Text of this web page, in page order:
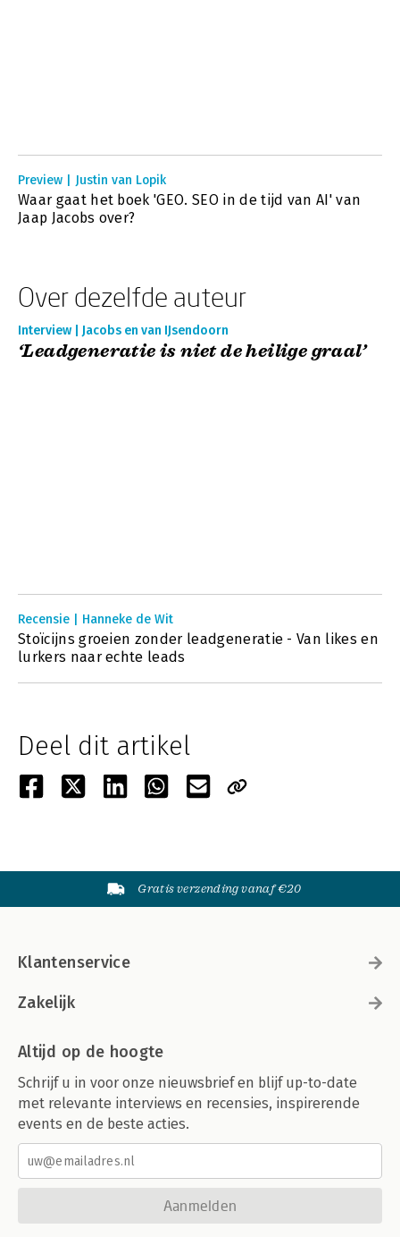
Preview | Justin van Lopik
Waar gaat het boek 'GEO. SEO in de tijd van AI' van
Jaap Jacobs over?
Over dezelfde auteur
Interview | Jacobs en van IJsendoorn
‘Leadgeneratie is niet de heilige graal’
Recensie | Hanneke de Wit
Stoïcijns groeien zonder leadgeneratie - Van likes en
lurkers naar echte leads
Deel dit artikel
Gratis verzending vanaf €20
Klantenservice
Zakelijk
Altijd op de hoogte
Schrijf u in voor onze nieuwsbrief en blijf up-to-date
met relevante interviews en recensies, inspirerende
events en de beste acties.
Aanmelden